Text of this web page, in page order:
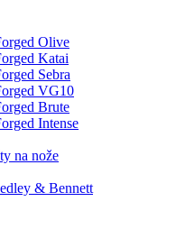
Olive
Katai
Sebra
VG10
Brute
Intense
na nože
& Bennett